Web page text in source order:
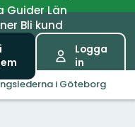
GuiderLän
Bli kund
Logga
in
i Göteborg